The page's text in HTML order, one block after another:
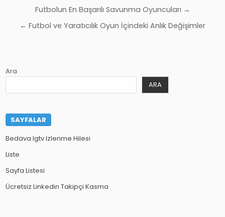
Yazı
gezinmesi
Futbolun En Başarılı Savunma Oyuncuları →
← Futbol ve Yaratıcılık Oyun İçindeki Anlık Değişimler
Ara
ARA
SAYFALAR
Bedava Igtv Izlenme Hilesi
Liste
Sayfa Listesi
Ücretsiz Linkedin Takipçi Kasma